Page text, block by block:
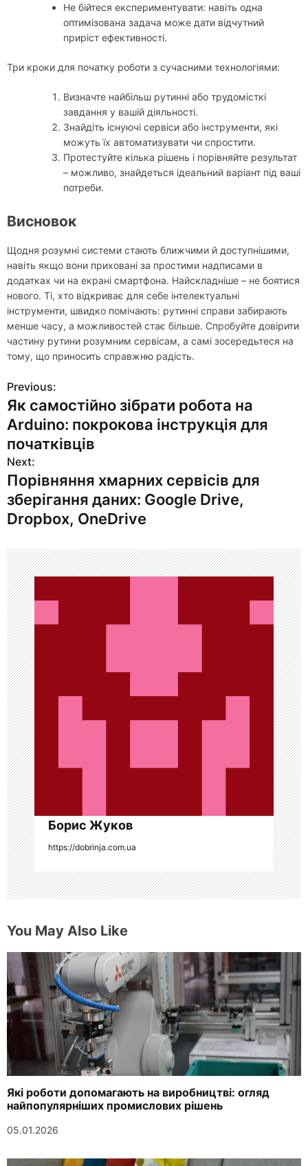
Не бійтеся експериментувати: навіть одна
оптимізована задача може дати відчутний
приріст ефективності.
Три кроки для початку роботи з сучасними технологіями:
Визначте найбільш рутинні або трудомісткі
завдання у вашій діяльності.
Знайдіть існуючі сервіси або інструменти, які
можуть їх автоматизувати чи спростити.
Протестуйте кілька рішень і порівняйте результат
– можливо, знайдеться ідеальний варіант під ваші
потреби.
Висновок
Щодня розумні системи стають ближчими й доступнішими,
навіть якщо вони приховані за простими надписами в
додатках чи на екрані смартфона. Найскладніше – не боятися
нового. Ті, хто відкриває для себе інтелектуальні
інструменти, швидко помічають: рутинні справи забирають
менше часу, а можливостей стає більше. Спробуйте довірити
частину рутини розумним сервісам, а самі зосередьтеся на
тому, що приносить справжню радість.
Н
а
в
и
г
а
ц
и
я
п
о
з
а
п
и
с
я
м
Previous:
Як самостійно зібрати робота на
Arduino: покрокова інструкція для
початківців
Next:
Порівняння хмарних сервісів для
зберігання даних: Google Drive,
Dropbox, OneDrive
Борис Жуков
https://dobrinja.com.ua
You May Also Like
Які роботи допомагають на виробництві: огляд
найпопулярніших промислових рішень
05.01.2026